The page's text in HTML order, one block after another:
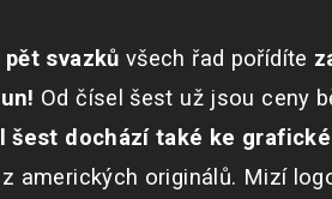
svazků všech řad pořídíte
Od čísel šest už jsou ceny
šest dochází také ke
amerických originálů. Mizí